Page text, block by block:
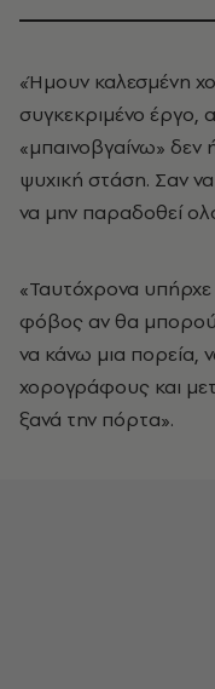
«Ήμουν καλεσμένη
συγκεκριμένο έργο,
«μπαινοβγαίνω»
ψυχική στάση. Σαν
να μην παραδοθεί
«Ταυτόχρονα
φόβος αν θα
να κάνω μια πορεία,
χορογράφους και
ξανά την πόρτα».